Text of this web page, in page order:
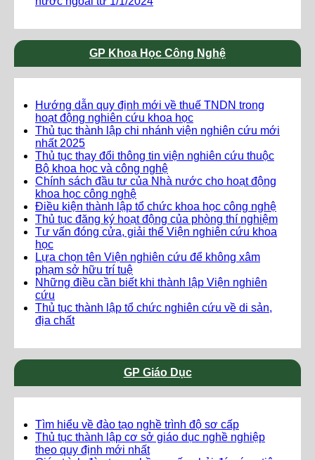
GP Khoa Học Công Nghệ
Hướng dẫn quy định mới về thuế TNDN trong
hoạt động nghiên cứu khoa học
Thủ tục thành lập chi nhánh viện nghiên cứu mới
nhất 2025
Thủ tục thay đổi thông tin viện nghiên cứu thuộc
Bộ khoa học và công nghệ
Chính sách đầu tư của Nhà nước cho hoạt động
khoa học công nghệ
Điều kiện thành lập tổ chức khoa học công nghệ
Thủ tục đăng ký hoạt động của phòng thí nghiệm
Tư vấn đóng cửa, giải thể Viện nghiên cứu khoa
học
Lựa chọn tên Viện nghiên cứu để không xâm
phạm sở hữu trí tuệ
Những điều cần biết khi thành lập Viện nghiên
cứu
Thủ tục thành lập tổ chức nghiên cứu về di sản,
địa chất
GP Giáo Dục
Tìm hiểu về đào tạo nghề trình độ sơ cấp
Thủ tục thành lập cơ sở giáo dục nghề nghiệp
theo quy định mới nhất